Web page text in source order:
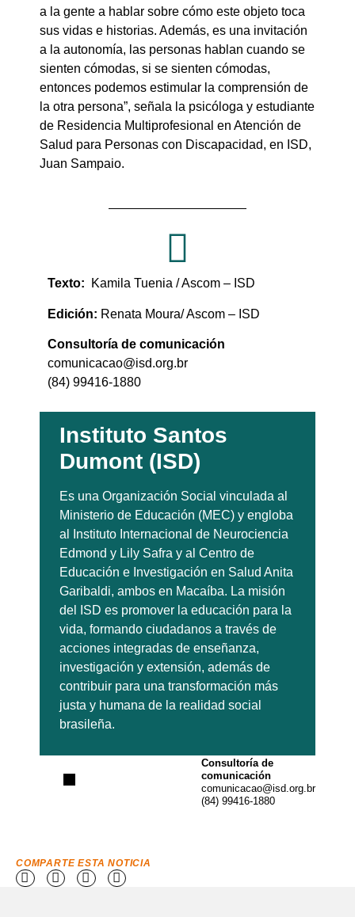
a la gente a hablar sobre cómo este objeto toca
sus vidas e historias. Además, es una invitación
a la autonomía, las personas hablan cuando se
sienten cómodas, si se sienten cómodas,
entonces podemos estimular la comprensión de
la otra persona”, señala la psicóloga y estudiante
de Residencia Multiprofesional en Atención de
Salud para Personas con Discapacidad, en ISD,
Juan Sampaio.
Texto: Kamila Tuenia / Ascom – ISD
Edición: Renata Moura/ Ascom – ISD
Consultoría de comunicación
comunicacao@isd.org.br
(84) 99416-1880
Instituto Santos
Dumont (ISD)
Es una Organización Social vinculada al
Ministerio de Educación (MEC) y engloba
al Instituto Internacional de Neurociencia
Edmond y Lily Safra y al Centro de
Educación e Investigación en Salud Anita
Garibaldi, ambos en Macaíba. La misión
del ISD es promover la educación para la
vida, formando ciudadanos a través de
acciones integradas de enseñanza,
investigación y extensión, además de
contribuir para una transformación más
justa y humana de la realidad social
brasileña.
Consultoría de
comunicación
comunicacao@isd.org.br
(84) 99416-1880
COMPARTE ESTA NOTICIA